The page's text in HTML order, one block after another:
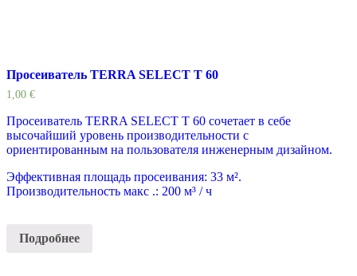
Просеиватель TERRA SELECT T 60
1,00 €
Просеиватель TERRA SELECT T 60 сочетает в себе
высочайший уровень производительности с
ориентированным на пользователя инженерным дизайном.
Эффективная площадь просеивания: 33 м².
Производительность макс .: 200 м³ / ч
Подробнее